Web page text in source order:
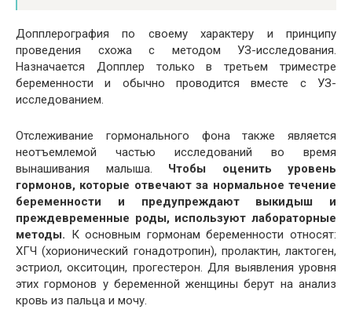
Допплерография по своему характеру и принципу
проведения схожа с методом УЗ-исследования.
Назначается Допплер только в третьем триместре
беременности и обычно проводится вместе с УЗ-
исследованием.
Отслеживание гормонального фона также является
неотъемлемой частью исследований во время
вынашивания малыша. Чтобы оценить уровень
гормонов, которые отвечают за нормальное течение
беременности и предупреждают выкидыш и
преждевременные роды, используют лабораторные
методы. К основным гормонам беременности относят:
ХГЧ (хорионический гонадотропин), пролактин, лактоген,
эстриол, окситоцин, прогестерон. Для выявления уровня
этих гормонов у беременной женщины берут на анализ
кровь из пальца и мочу.